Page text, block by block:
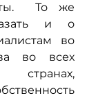
То же
и о
во
во всех